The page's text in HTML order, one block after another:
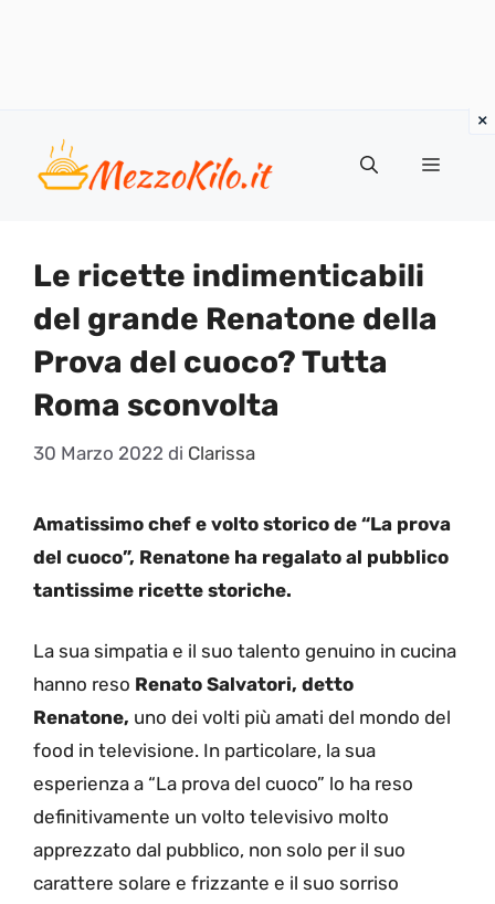
contenuto
Menu
Le ricette indimenticabili
del grande Renatone della
Prova del cuoco? Tutta
Roma sconvolta
30 Marzo 2022 di Clarissa
Amatissimo chef e volto storico de “La prova
del cuoco”, Renatone ha regalato al pubblico
tantissime ricette storiche.
La sua simpatia e il suo talento genuino in cucina
hanno reso Renato Salvatori, detto
Renatone, uno dei volti più amati del mondo del
food in televisione. In particolare, la sua
esperienza a “La prova del cuoco” lo ha reso
definitivamente un volto televisivo molto
apprezzato dal pubblico, non solo per il suo
carattere solare e frizzante e il suo sorriso